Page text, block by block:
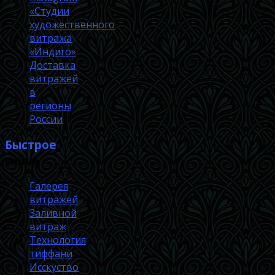
«Студии
художественного
витража
«Индиго»
Доставка
витражей
в
регионы
России
Быстрое
меню
Галерея
витражей
Заливной
витраж
Технология
тиффани
Исскуство